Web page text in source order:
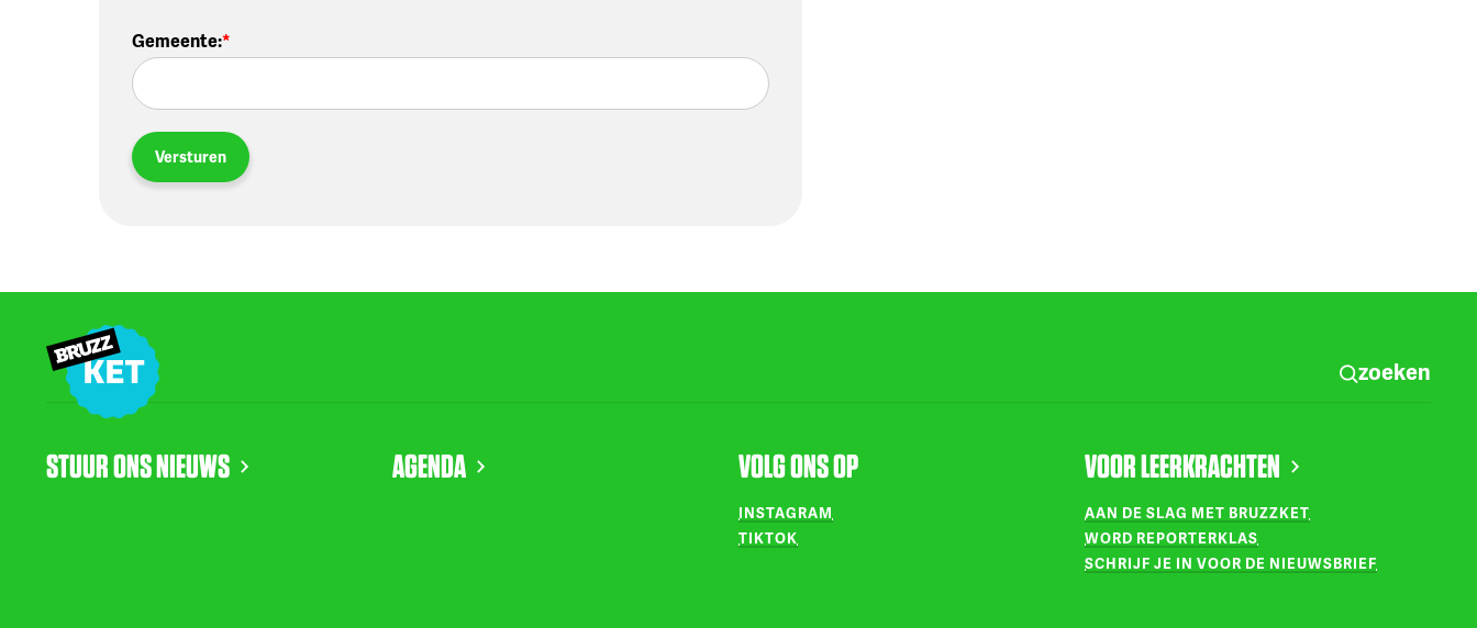
Gemeente:
Versturen
zoeken
STUUR ONS NIEUWS AGENDA VOLG ONS OP
INSTAGRAM
TIKTOK
VOOR LEERKRACHTEN
AAN DE SLAG MET BRUZZKET
WORD REPORTERKLAS
SCHRIJF JE IN VOOR DE NIEUWSBRIEF